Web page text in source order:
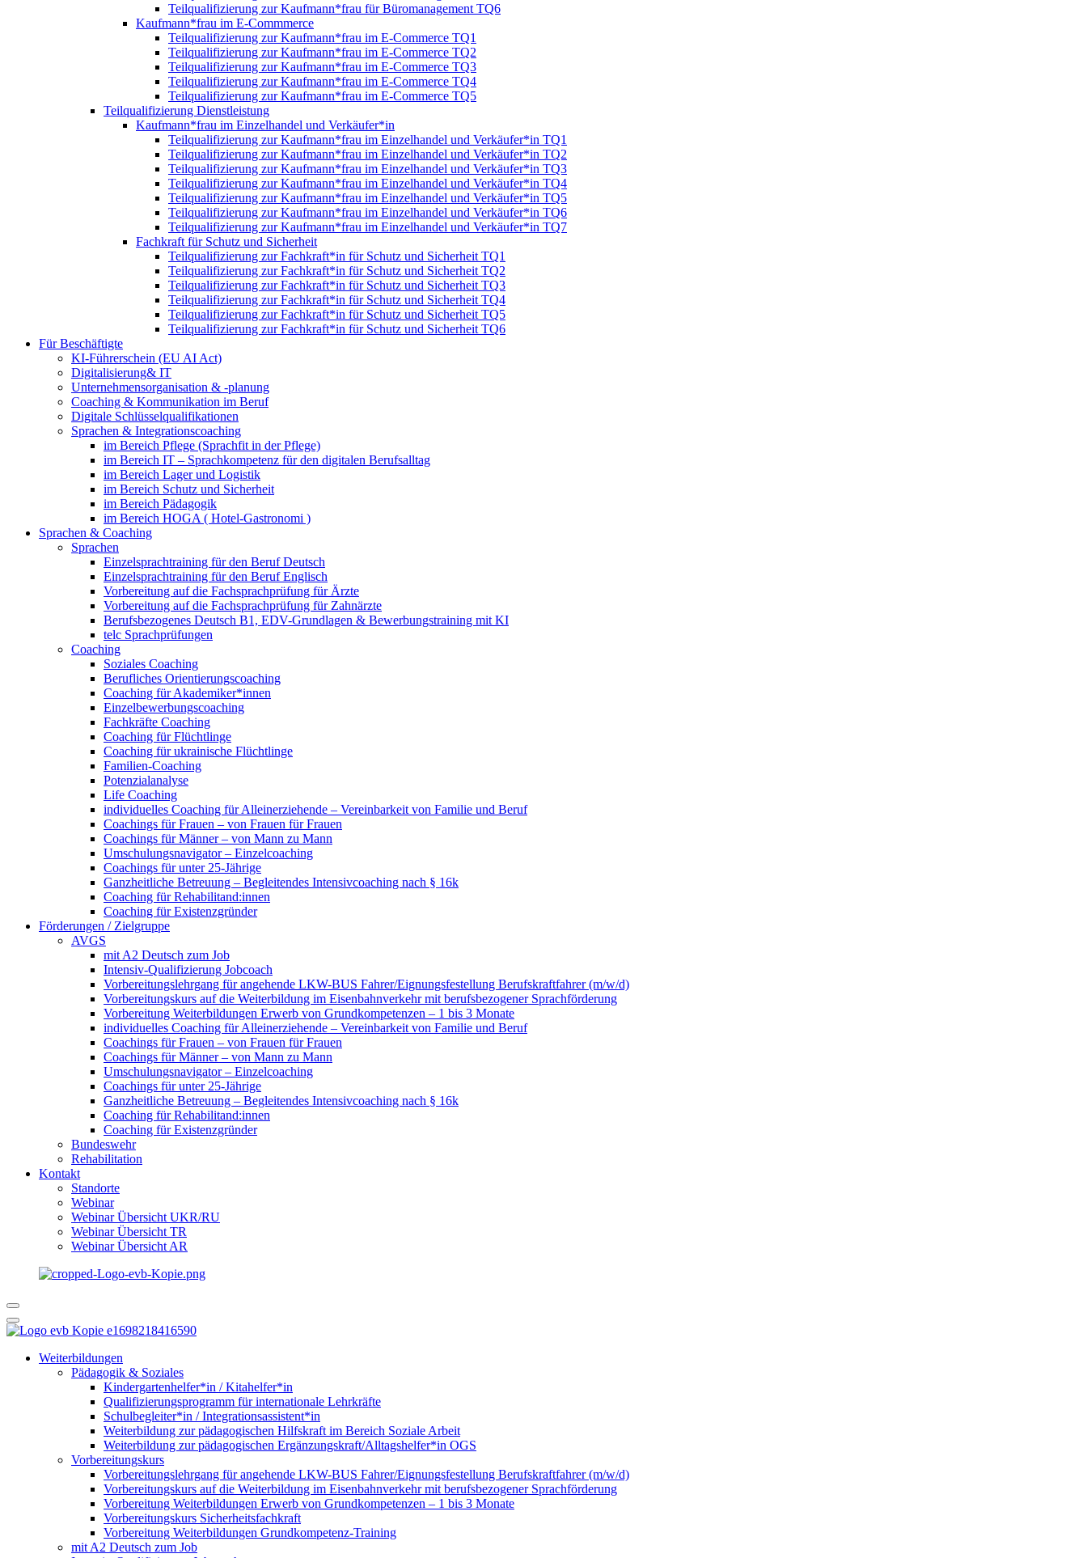
Teilqualifizierung zur Kaufmann*frau für Büromanagement TQ6
Kaufmann*frau im E-Commmerce
Teilqualifizierung zur Kaufmann*frau im E-Commerce TQ1
Teilqualifizierung zur Kaufmann*frau im E-Commerce TQ2
Teilqualifizierung zur Kaufmann*frau im E-Commerce TQ3
Teilqualifizierung zur Kaufmann*frau im E-Commerce TQ4
Teilqualifizierung zur Kaufmann*frau im E-Commerce TQ5
Teilqualifizierung Dienstleistung
Kaufmann*frau im Einzelhandel und Verkäufer*in
Teilqualifizierung zur Kaufmann*frau im Einzelhandel und Verkäufer*in TQ1
Teilqualifizierung zur Kaufmann*frau im Einzelhandel und Verkäufer*in TQ2
Teilqualifizierung zur Kaufmann*frau im Einzelhandel und Verkäufer*in TQ3
Teilqualifizierung zur Kaufmann*frau im Einzelhandel und Verkäufer*in TQ4
Teilqualifizierung zur Kaufmann*frau im Einzelhandel und Verkäufer*in TQ5
Teilqualifizierung zur Kaufmann*frau im Einzelhandel und Verkäufer*in TQ6
Teilqualifizierung zur Kaufmann*frau im Einzelhandel und Verkäufer*in TQ7
Fachkraft für Schutz und Sicherheit
Teilqualifizierung zur Fachkraft*in für Schutz und Sicherheit TQ1
Teilqualifizierung zur Fachkraft*in für Schutz und Sicherheit TQ2
Teilqualifizierung zur Fachkraft*in für Schutz und Sicherheit TQ3
Teilqualifizierung zur Fachkraft*in für Schutz und Sicherheit TQ4
Teilqualifizierung zur Fachkraft*in für Schutz und Sicherheit TQ5
Teilqualifizierung zur Fachkraft*in für Schutz und Sicherheit TQ6
Für Beschäftigte
KI-Führerschein (EU AI Act)
Digitalisierung& IT
Unternehmensorganisation & ‑planung
Coaching & Kommunikation im Beruf
Digitale Schlüsselqualifikationen
Sprachen & Integrationscoaching
im Bereich Pflege (Sprachfit in der Pflege)
im Bereich IT – Sprachkompetenz für den digitalen Berufsalltag
im Bereich Lager und Logistik
im Bereich Schutz und Sicherheit
im Bereich Pädagogik
im Bereich HOGA ( Hotel-Gastronomi )
Sprachen & Coaching
Sprachen
Einzelsprachtraining für den Beruf Deutsch
Einzelsprachtraining für den Beruf Englisch
Vorbereitung auf die Fachsprachprüfung für Ärzte
Vorbereitung auf die Fachsprachprüfung für Zahnärzte
Berufsbezogenes Deutsch B1, EDV-Grundlagen & Bewerbungstraining mit KI
telc Sprachprüfungen
Coaching
Soziales Coaching
Berufliches Orientierungscoaching
Coaching für Akademiker*innen
Einzelbewerbungscoaching
Fachkräfte Coaching
Coaching für Flüchtlinge
Coaching für ukrainische Flüchtlinge
Familien-Coaching
Potenzialanalyse
Life Coaching
individuelles Coaching für Alleinerziehende – Vereinbarkeit von Familie und Beruf
Coachings für Frauen – von Frauen für Frauen
Coachings für Männer – von Mann zu Mann
Umschulungsnavigator – Einzelcoaching
Coachings für unter 25-Jährige
Ganzheitliche Betreuung – Begleitendes Intensivcoaching nach § 16k
Coaching für Rehabilitand:innen
Coaching für Existenzgründer
Förderungen / Zielgruppe
AVGS
mit A2 Deutsch zum Job
Intensiv-Qualifizierung Jobcoach
Vorbereitungslehrgang für angehende LKW-BUS Fahrer/Eignungsfestellung Berufskraftfahrer (m/w/d)
Vorbereitungskurs auf die Weiterbildung im Eisenbahnverkehr mit berufsbezogener Sprachförderung
Vorbereitung Weiterbildungen Erwerb von Grundkompetenzen – 1 bis 3 Monate
individuelles Coaching für Alleinerziehende – Vereinbarkeit von Familie und Beruf
Coachings für Frauen – von Frauen für Frauen
Coachings für Männer – von Mann zu Mann
Umschulungsnavigator – Einzelcoaching
Coachings für unter 25-Jährige
Ganzheitliche Betreuung – Begleitendes Intensivcoaching nach § 16k
Coaching für Rehabilitand:innen
Coaching für Existenzgründer
Bundeswehr
Rehabilitation
Kontakt
Standorte
Webinar
Webinar Übersicht UKR/RU
Webinar Übersicht TR
Webinar Übersicht AR
Weiterbildungen
Pädagogik & Soziales
Kindergartenhelfer*in / Kitahelfer*in
Qualifizierungsprogramm für internationale Lehrkräfte
Schulbegleiter*in / Integrationsassistent*in
Weiterbildung zur pädagogischen Hilfskraft im Bereich Soziale Arbeit
Weiterbildung zur pädagogischen Ergänzungskraft/Alltagshelfer*in OGS
Vorbereitungskurs
Vorbereitungslehrgang für angehende LKW-BUS Fahrer/Eignungsfestellung Berufskraftfahrer (m/w/d)
Vorbereitungskurs auf die Weiterbildung im Eisenbahnverkehr mit berufsbezogener Sprachförderung
Vorbereitung Weiterbildungen Erwerb von Grundkompetenzen – 1 bis 3 Monate
Vorbereitungskurs Sicherheitsfachkraft
Vorbereitung Weiterbildungen Grundkompetenz-Training
mit A2 Deutsch zum Job